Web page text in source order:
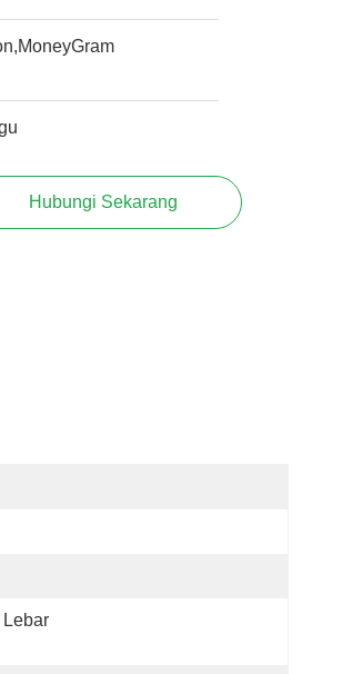
Hubungi Sekarang